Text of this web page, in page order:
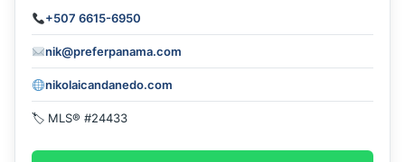
+507 6615-6950
nik@preferpanama.com
nikolaicandanedo.com
🏷 MLS® #24433